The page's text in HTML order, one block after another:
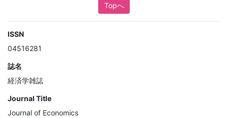
Topへ
ISSN
04516281
誌名
経済学雑誌
Journal Title
Journal of Economics